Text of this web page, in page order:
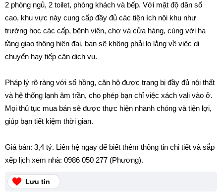
2 phòng ngủ, 2 toilet, phòng khách và bếp. Với mật độ dân số
cao, khu vực này cung cấp đầy đủ các tiện ích nội khu như
trường học các cấp, bệnh viện, chợ và cửa hàng, cùng với hạ
tầng giao thông hiện đại, bạn sẽ không phải lo lắng về việc di
chuyển hay tiếp cận dịch vụ.
Pháp lý rõ ràng với sổ hồng, căn hộ được trang bị đầy đủ nội thất
và hệ thống lạnh âm trần, cho phép bạn chỉ việc xách vali vào ở.
Mọi thủ tục mua bán sẽ được thực hiện nhanh chóng và tiện lợi,
giúp bạn tiết kiệm thời gian.
Giá bán: 3,4 tỷ. Liên hệ ngay để biết thêm thông tin chi tiết và sắp
xếp lịch xem nhà: 0986 050 277 (Phương).
Lưu tin